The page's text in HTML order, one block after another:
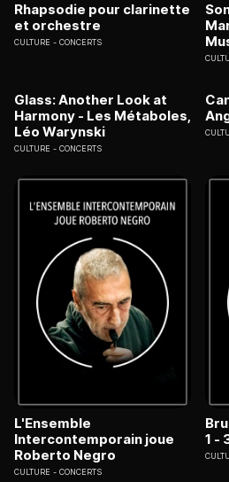
Rhapsodie pour clarinette
et orchestre
CULTURE CONCERTS
Glass: Another Look at
Harmony - Les Métaboles,
Léo Warynski
CULTURE CONCERTS
L'Ensemble
Intercontemporain joue
Roberto Negro
CULTURE CONCERTS
1 -